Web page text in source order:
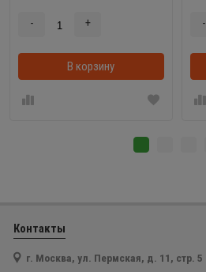
- +
В корзину
-
Контакты
г. Москва, ул. Пермская, д. 11, стр. 5